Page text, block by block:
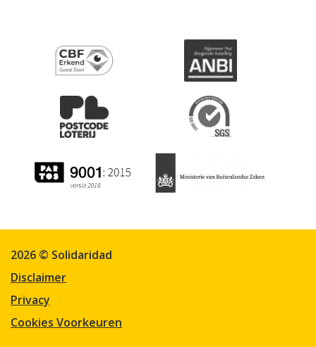
2026 © Solidaridad
Disclaimer
Privacy
Cookies Voorkeuren